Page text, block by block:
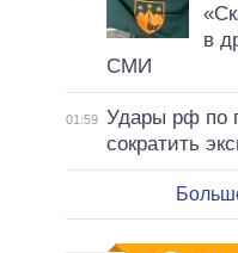
в
СМИ
01:59 Удары рф по
сократить